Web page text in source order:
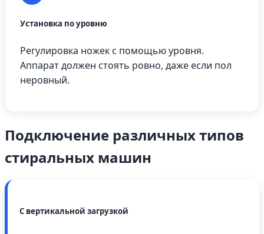
Установка по уровню
Регулировка ножек с помощью уровня.
Аппарат должен стоять ровно, даже если пол
неровный.
Подключение различных типов
стиральных машин
С вертикальной загрузкой